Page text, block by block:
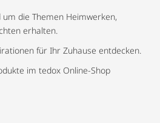
um die Themen Heimwerken,
erhalten.
für Ihr Zuhause entdecken.
im tedox Online-Shop